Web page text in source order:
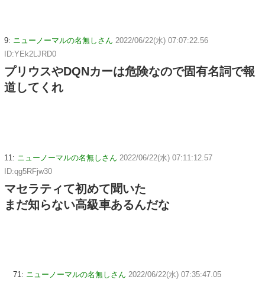
9: ニューノーマルの名無しさん 2022/06/22(水) 07:07:22.56
ID:YEk2LJRD0
プリウスやDQNカーは危険なので固有名詞で報
道してくれ
11: ニューノーマルの名無しさん 2022/06/22(水) 07:11:12.57
ID:qg5RFjw30
マセラティて初めて聞いた
まだ知らない高級車あるんだな
71: ニューノーマルの名無しさん 2022/06/22(水) 07:35:47.05